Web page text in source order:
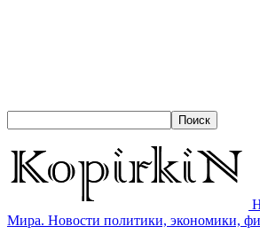
Мира. Новости политики, экономики,